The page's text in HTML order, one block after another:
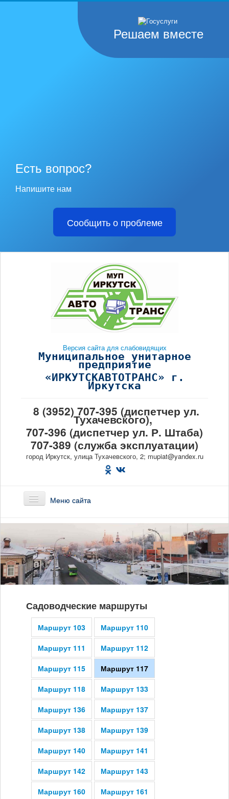
Решаем вместе
Есть вопрос?
Напишите нам
Сообщить о проблеме
Версия сайта для слабовидящих
Муниципальное унитарное
предприятие
«ИРКУТСКАВТОТРАНС» г.
Иркутска
8 (3952) 707-395 (диспетчер ул.
Тухачевского),
707-396 (диспетчер ул. Р. Штаба)
707-389 (служба эксплуатации)
город Иркутск, улица Тухачевского, 2; mupiat@yandex.ru
Меню сайта
О предприятии
Маршруты
Вакансии
Сотрудникам
Новости
Документы
Мы в СМИ
Контакты
Садоводческие маршруты
Маршрут 103
Маршрут 110
Маршрут 111
Маршрут 112
Маршрут 115
Маршрут 117
Маршрут 118
Маршрут 133
Маршрут 136
Маршрут 137
Маршрут 138
Маршрут 139
Маршрут 140
Маршрут 141
Маршрут 142
Маршрут 143
Маршрут 160
Маршрут 161